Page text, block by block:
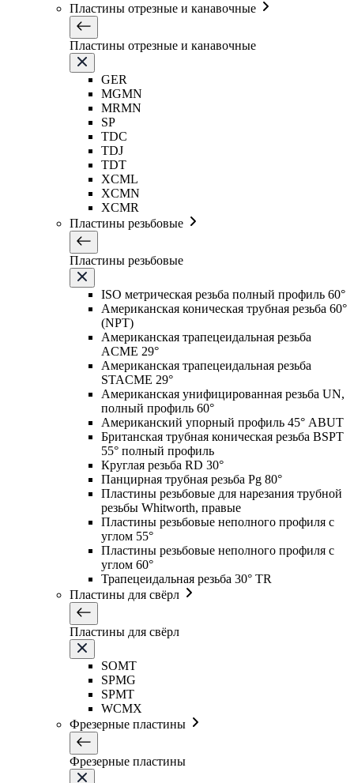
Пластины отрезные и канавочные
Пластины отрезные и канавочные
GER
MGMN
MRMN
SP
TDC
TDJ
TDT
XCML
XCMN
XCMR
Пластины резьбовые
Пластины резьбовые
ISO метрическая резьба полный профиль 60°
Американская коническая трубная резьба 60°
(NPT)
Американская трапецеидальная резьба
ACME 29°
Американская трапецеидальная резьба
STACME 29°
Американская унифицированная резьба UN,
полный профиль 60°
Американский упорный профиль 45° ABUT
Британская трубная коническая резьба BSPT
55° полный профиль
Круглая резьба RD 30°
Панцирная трубная резьба Pg 80°
Пластины резьбовые для нарезания трубной
резьбы Whitworth, правые
Пластины резьбовые неполного профиля с
углом 55°
Пластины резьбовые неполного профиля с
углом 60°
Трапецеидальная резьба 30° TR
Пластины для свёрл
Пластины для свёрл
SOMT
SPMG
SPMT
WCMX
Фрезерные пластины
Фрезерные пластины